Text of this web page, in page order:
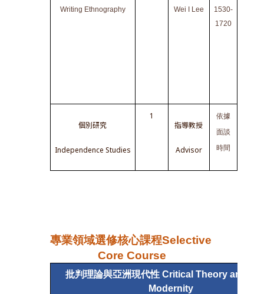
Writing Ethnography Wei I Lee
1530-
1720
個別研究
Independence Studies
1
指導教授
Advisor
依據
面談
時間
專業領域選修核心課程Selective
Core Course
批判理論與亞洲現代性 Critical Theory and
Modernity